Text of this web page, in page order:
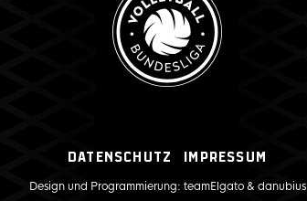
Datenschutz Impressum
Design und Programmierung: teamElgato& danubius